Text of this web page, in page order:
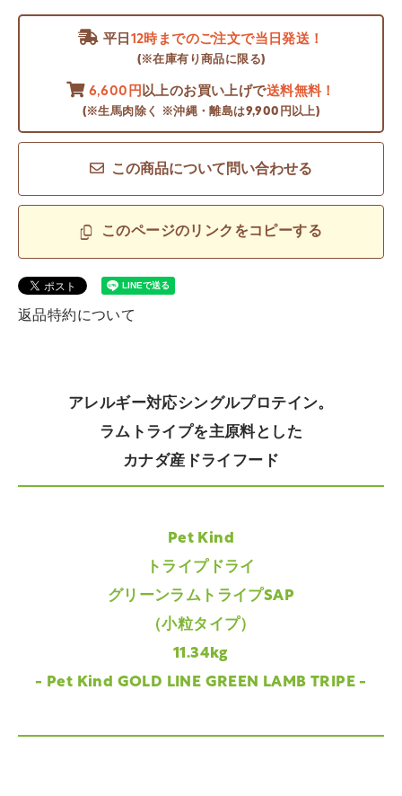
平日 12時までのご注文で当日発送！
(※在庫有り商品に限る)
6,600円 以上のお買い上げで送料無料！
(※生馬肉除く ※沖縄・離島は9,900円以上)
この商品について問い合わせる
このページのリンクをコピーする
返品特約について
アレルギー対応シングルプロテイン。
ラムトライプを主原料とした
カナダ産ドライフード
Pet Kind
トライプドライ
グリーンラムトライプSAP
（小粒タイプ）
11.34kg
- Pet Kind GOLD LINE GREEN LAMB TRIPE -